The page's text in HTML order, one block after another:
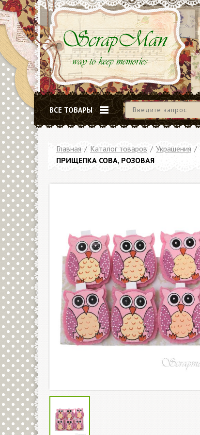
ВСЕ ТОВАРЫ
Главная / Каталог товаров / Украшения /
ПРИЩЕПКА СОВА, РОЗОВАЯ